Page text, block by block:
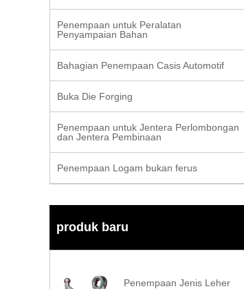
Penempaan untuk Peralatan
Penyampaian Bahan
Bahagian Penempaan Casis Automotif
Buka Die Forging
Penempaan untuk Jentera Perlombongan
dan Jentera Pembinaan
Penempaan Logam bukan ferus
produk baru
Penempaan Jenis Leher